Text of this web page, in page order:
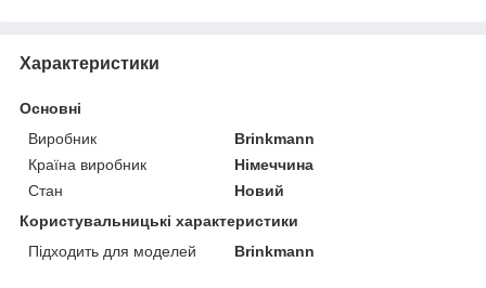
Характеристики
Основні
Виробник
Brinkmann
Країна виробник
Німеччина
Стан
Новий
Користувальницькі характеристики
Підходить для моделей
Brinkmann